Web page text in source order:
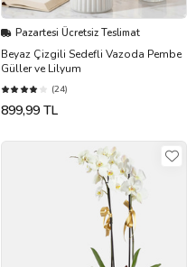
Pazartesi Ücretsiz Teslimat
Beyaz Çizgili Sedefli Vazoda Pembe
Güller ve Lilyum
(24)
899,99 TL